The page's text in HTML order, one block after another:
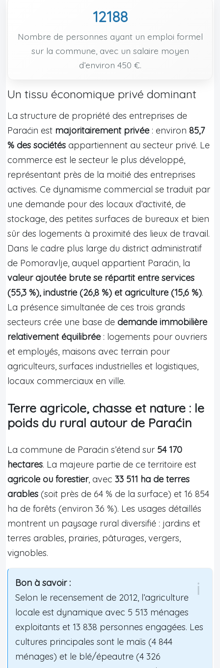
12188
Nombre de personnes ayant un emploi formel
sur la commune, avec un salaire moyen
d’environ 450 €.
Un tissu économique privé dominant
La structure de propriété des entreprises de
Paraćin est majoritairement privée : environ 85,7
% des sociétés appartiennent au secteur privé. Le
commerce est le secteur le plus développé,
représentant près de la moitié des entreprises
actives. Ce dynamisme commercial se traduit par
une demande pour des locaux d’activité, de
stockage, des petites surfaces de bureaux et bien
sûr des logements à proximité des lieux de travail.
Dans le cadre plus large du district administratif
de Pomoravlje, auquel appartient Paraćin, la
valeur ajoutée brute se répartit entre services
(55,3 %), industrie (26,8 %) et agriculture (15,6 %).
La présence simultanée de ces trois grands
secteurs crée une base de demande immobilière
relativement équilibrée : logements pour ouvriers
et employés, maisons avec terrain pour
agriculteurs, surfaces industrielles et logistiques,
locaux commerciaux en ville.
Terre agricole, chasse et nature : le
poids du rural autour de Paraćin
La commune de Paraćin s’étend sur 54 170
hectares. La majeure partie de ce territoire est
agricole ou forestier, avec 33 511 ha de terres
arables (soit près de 64 % de la surface) et 16 854
ha de forêts (environ 36 %). Les usages détaillés
montrent un paysage rural diversifié : jardins et
terres arables, prairies, pâturages, vergers,
vignobles.
Bon à savoir :
Selon le recensement de 2012, l’agriculture
locale est dynamique avec 5 513 ménages
exploitants et 13 838 personnes engagées. Les
cultures principales sont le maïs (4 844
ménages) et le blé/épeautre (4 326